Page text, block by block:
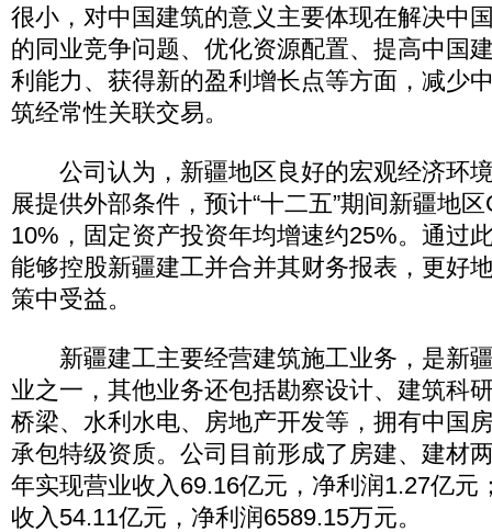
很小，对中国建筑的意义主要体现在解决中
的同业竞争问题、优化资源配置、提高中国
利能力、获得新的盈利增长点等方面，减少
筑经常性关联交易。
公司认为，新疆地区良好的宏观经济环
展提供外部条件，预计“十二五”期间新疆地
10%，固定资产投资年均增速约25%。通过
能够控股新疆建工并合并其财务报表，更好
策中受益。
新疆建工主要经营建筑施工业务，是新
业之一，其他业务还包括勘察设计、建筑科
桥梁、水利水电、房地产开发等，拥有中国
承包特级资质。公司目前形成了房建、建材
年实现营业收入69.16亿元，净利润1.27亿元
收入54.11亿元，净利润6589.15万元。